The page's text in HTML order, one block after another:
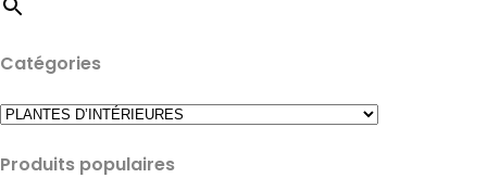
Catégories
Produits populaires